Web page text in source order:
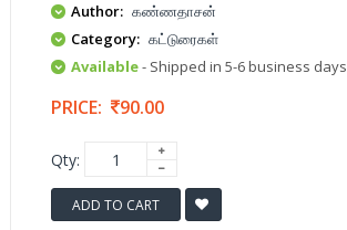
Author: கண்ணதாசன்
Category: கட்டுரைகள்
Available- Shipped in 5-6 business days
PRICE: 90.00
Qty:
ADD TO CART